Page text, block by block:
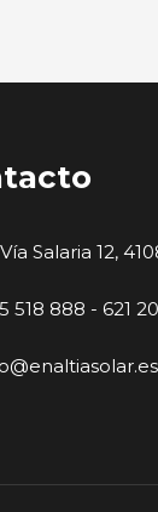
Salaria 12,
518 888 - 621